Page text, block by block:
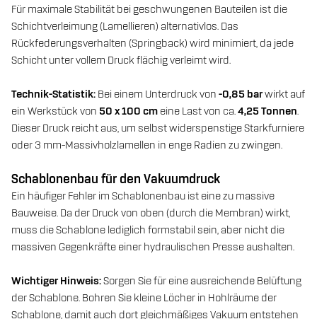
Für maximale Stabilität bei geschwungenen Bauteilen ist die
Schichtverleimung (Lamellieren) alternativlos. Das
Rückfederungsverhalten (Springback) wird minimiert, da jede
Schicht unter vollem Druck flächig verleimt wird.
Technik-Statistik: Bei einem Unterdruck von -0,85 barwirkt auf
ein Werkstück von 50 x 100 cm eine Last von ca.4,25 Tonnen.
Dieser Druck reicht aus, um selbst widerspenstige Starkfurniere
oder 3 mm-Massivholzlamellen in enge Radien zu zwingen.
Schablonenbau für den Vakuumdruck
Ein häufiger Fehler im Schablonenbau ist eine zu massive
Bauweise. Da der Druck von oben (durch die Membran) wirkt,
muss die Schablone lediglich formstabil sein, aber nicht die
massiven Gegenkräfte einer hydraulischen Presse aushalten.
Wichtiger Hinweis:Sorgen Sie für eine ausreichende Belüftung
der Schablone. Bohren Sie kleine Löcher in Hohlräume der
Schablone, damit auch dort gleichmäßiges Vakuum entstehen